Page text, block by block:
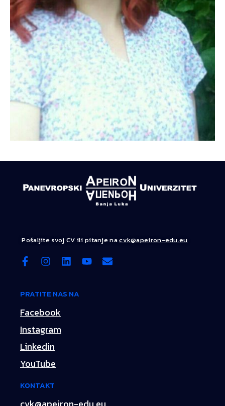
Pošaljite svoj CV ili pitanje nacvk@apeiron-edu.eu
PRATITE NAS NA
Facebook
Instagram
Linkedin
YouTube
KONTAKT